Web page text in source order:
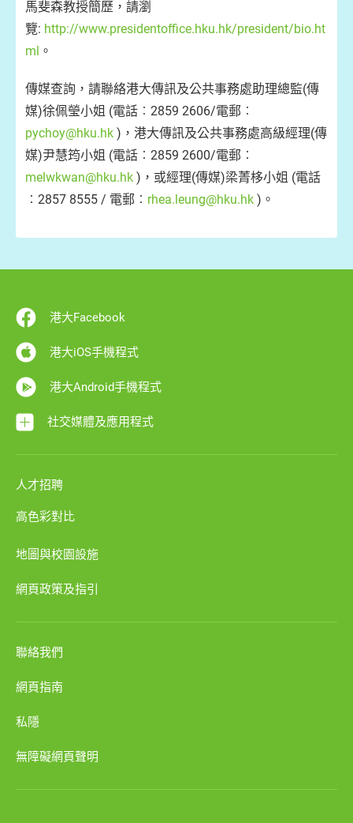
馬斐森教授簡歷，請瀏
覽: http://www.presidentoffice.hku.hk/president/bio.ht
ml 。
傳媒查詢，請聯絡港大傳訊及公共事務處助理總監(傳
媒)徐佩瑩小姐 (電話︰2859 2606/電郵︰
pychoy@hku.hk )，港大傳訊及公共事務處高級經理(傳
媒)尹慧筠小姐 (電話︰2859 2600/電郵︰
melwkwan@hku.hk )，或經理(傳媒)梁菁栘小姐 (電話
︰2857 8555 / 電郵︰ rhea.leung@hku.hk )。
港大Facebook
港大iOS手機程式
港大Android手機程式
社交媒體及應用程式
人才招聘
高色彩對比
地圖與校園設施
網頁政策及指引
聯絡我們
網頁指南
私隱
無障礙網頁聲明